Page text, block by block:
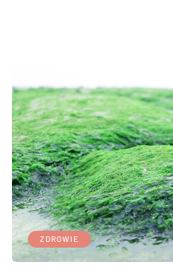
ZDROWIE